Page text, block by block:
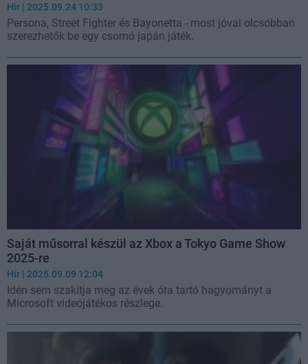
Hír | 2025.09.24 10:33
Persona, Street Fighter és Bayonetta - most jóval olcsóbban
szerezhetők be egy csomó japán játék.
Saját műsorral készül az Xbox a Tokyo Game Show
2025-re
Hír | 2025.09.09 12:04
Idén sem szakítja meg az évek óta tartó hagyományt a
Microsoft videójátékos részlege.